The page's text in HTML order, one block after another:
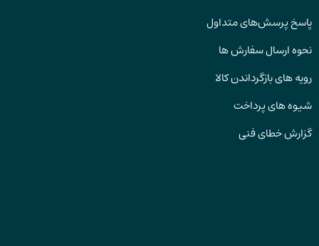
پاسخ پرسش‌های متداول
نحوه ارسال سفارش ها
رویه های بازگرداندن کالا
شیوه های پرداخت
گزارش خطای فنی